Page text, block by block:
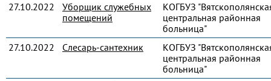
27.10.2022
Уборщик служебных
помещений
КОГБУЗ
центральная районная
больница"
27.10.2022
Слесарь-сантехник
КОГБУЗ
центральная районная
больница"